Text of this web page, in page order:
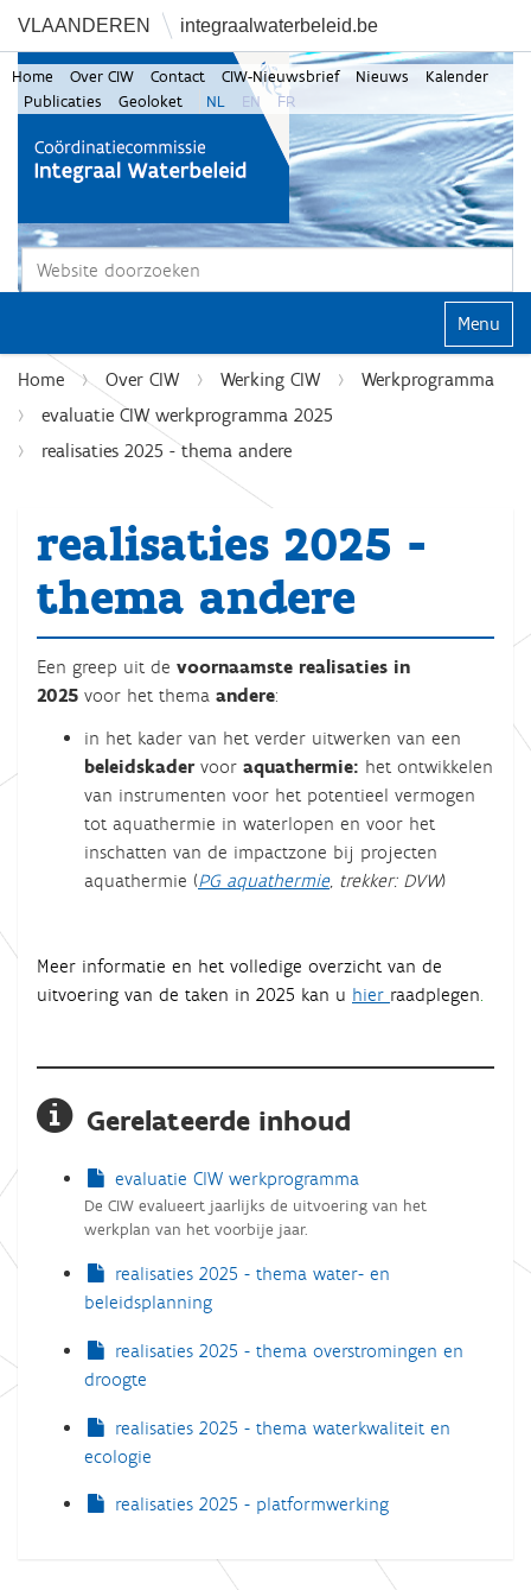
VLAANDEREN integraalwaterbeleid.be
Zoek
Home Over CIW Contact CIW-Nieuwsbrief Nieuws
Kalender
Publicaties
Geoloket NL EN FR
Klap
Home Over CIW Werking CIW
Werkprogramma
evaluatie CIW werkprogramma 2025
realisaties 2025 - thema andere
realisaties 2025 -
thema andere
Een greep uit de voornaamste realisaties in
2025 voor het thema andere:
in het kader van het verder uitwerken van een
beleidskadervoor aquathermie: het ontwikkelen
van instrumenten voor het potentieel vermogen
tot aquathermie in waterlopen en voor het
inschatten van de impactzone bij projecten
aquathermie (PG aquathermie, trekker: DVW)
Meer informatie en het volledige overzicht van de
uitvoering van de taken in 2025 kan u hier raadplegen
Gerelateerde inhoud
evaluatie CIW werkprogramma
De CIW evalueert jaarlijks de uitvoering van het
werkplan van het voorbije jaar.
realisaties 2025 - thema water- en
beleidsplanning
realisaties 2025 - thema overstromingen en
droogte
realisaties 2025 - thema waterkwaliteit en
ecologie
realisaties 2025 - platformwerking